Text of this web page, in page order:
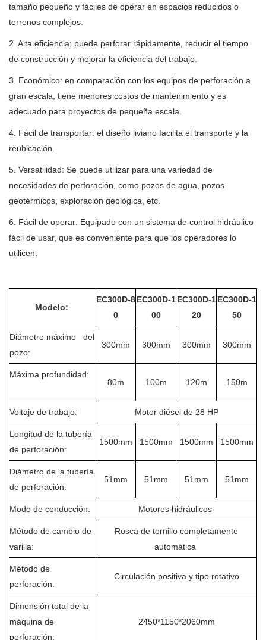
tamaño pequeño y fáciles de operar en espacios reducidos o
terrenos complejos.
2. Alta eficiencia: puede perforar rápidamente, reducir el tiempo
de construcción y mejorar la eficiencia del trabajo.
3. Económico: en comparación con los equipos de perforación a
gran escala, tiene menores costos de mantenimiento y es
adecuado para proyectos de pequeña escala.
4. Fácil de transportar: el diseño liviano facilita el transporte y la
reubicación.
5. Versatilidad: Se puede utilizar para una variedad de
necesidades de perforación, como pozos de agua, pozos
geotérmicos, exploración geológica, etc.
6. Fácil de operar: Equipado con un sistema de control hidráulico
fácil de usar, que es conveniente para que los operadores lo
utilicen.
Modelo:
EC300D-8
0
EC300D-1
00
EC300D-1
20
EC300D-1
50
Diámetro máximo del
pozo:
300mm 300mm 300mm 300mm
Máxima profundidad:
80m
100m 120m 150m
Voltaje de trabajo: Motor diésel de 28 HP
Longitud de la tubería
de perforación:
1500mm 1500mm 1500mm 1500mm
Diámetro de la tubería
de perforación:
51mm 51mm 51mm 51mm
Modo de conducción: Motores hidráulicos
Método de cambio de
varilla:
Rosca de tornillo completamente
automática
Método de
perforación:
Circulación positiva y tipo rotativo
Dimensión total de la
máquina de
perforación:
2450*1150*2060mm